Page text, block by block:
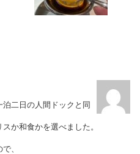
二日の人間ドックと同
か和食かを選べました。
、